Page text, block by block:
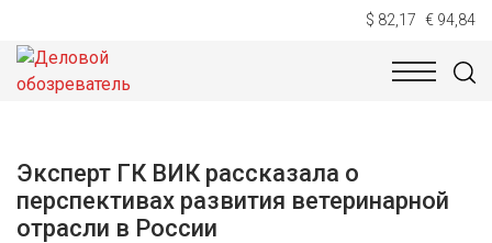
$ 82,17 € 94,84
НОВОСТИ
Эксперт ГК ВИК рассказала о
перспективах развития ветеринарной
отрасли в России